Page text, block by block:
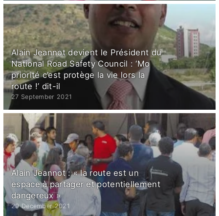
Alain Jeannot devient le Président du
National Road Safety Council : ‘Mo
priorité c’est protège la vie lors la
route !’ dit-il
27 September 2021
Alain Jeannot : « la route est un
espace à partager et potentiellement
dangereux »
29 December 2021